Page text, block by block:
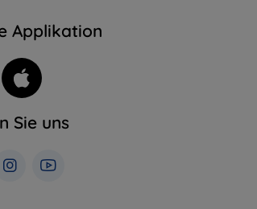
Applikation
Sie uns